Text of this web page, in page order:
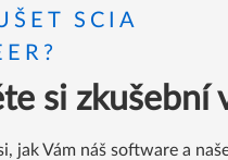
SCIA
si zkušební
jak Vám náš software a